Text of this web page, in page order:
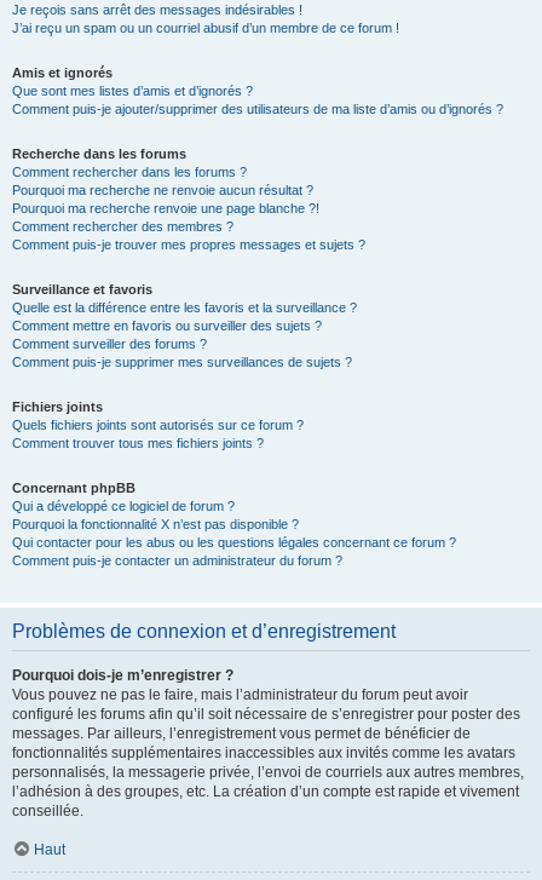
Je reçois sans arrêt des messages indésirables !
J’ai reçu un spam ou un courriel abusif d’un membre de ce forum !
Amis et ignorés
Que sont mes listes d’amis et d’ignorés ?
Comment puis-je ajouter/supprimer des utilisateurs de ma liste d’amis ou d’ignorés ?
Recherche dans les forums
Comment rechercher dans les forums ?
Pourquoi ma recherche ne renvoie aucun résultat ?
Pourquoi ma recherche renvoie une page blanche ?!
Comment rechercher des membres ?
Comment puis-je trouver mes propres messages et sujets ?
Surveillance et favoris
Quelle est la différence entre les favoris et la surveillance ?
Comment mettre en favoris ou surveiller des sujets ?
Comment surveiller des forums ?
Comment puis-je supprimer mes surveillances de sujets ?
Fichiers joints
Quels fichiers joints sont autorisés sur ce forum ?
Comment trouver tous mes fichiers joints ?
Concernant phpBB
Qui a développé ce logiciel de forum ?
Pourquoi la fonctionnalité X n’est pas disponible ?
Qui contacter pour les abus ou les questions légales concernant ce forum ?
Comment puis-je contacter un administrateur du forum ?
Problèmes de connexion et d’enregistrement
Pourquoi dois-je m’enregistrer ?
Vous pouvez ne pas le faire, mais l’administrateur du forum peut avoir
configuré les forums afin qu’il soit nécessaire de s’enregistrer pour poster des
messages. Par ailleurs, l’enregistrement vous permet de bénéficier de
fonctionnalités supplémentaires inaccessibles aux invités comme les avatars
personnalisés, la messagerie privée, l’envoi de courriels aux autres membres,
l’adhésion à des groupes, etc. La création d’un compte est rapide et vivement
conseillée.
Haut